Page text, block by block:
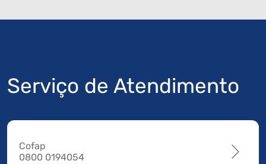
Serviço de Atendimento
Cofap
0800 0194054